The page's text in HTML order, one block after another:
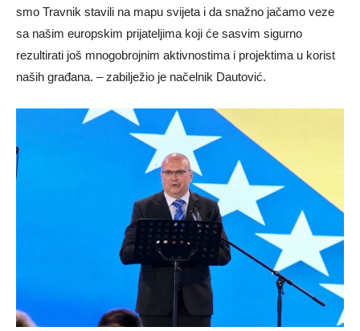
smo Travnik stavili na mapu svijeta i da snažno jačamo veze
sa našim europskim prijateljima koji će sasvim sigurno
rezultirati još mnogobrojnim aktivnostima i projektima u korist
naših građana. – zabilježio je načelnik Dautović.